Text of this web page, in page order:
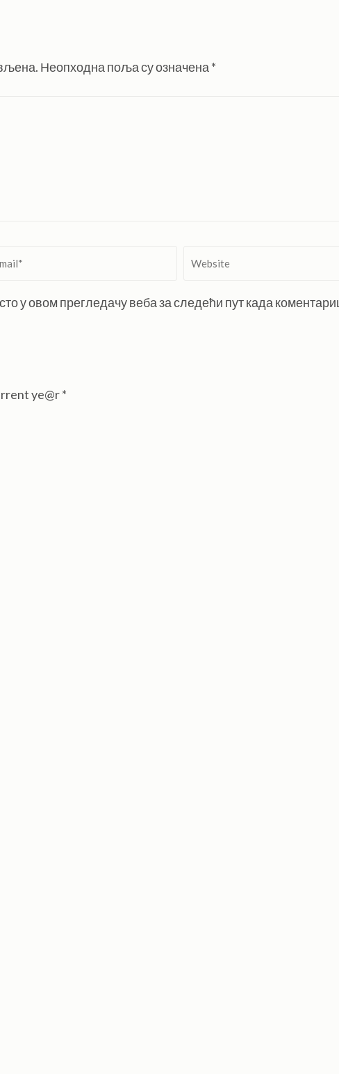
Неопходна поља су означена *
у овом прегледачу веба за следећи пут када
ye@r*